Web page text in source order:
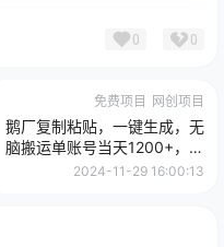
0 0
免费项目 网创项目
鹅厂复制粘贴，一键生成，无
脑搬运单账号当天1200+，操
作简单，可矩阵
2024-11-29 16:00:13